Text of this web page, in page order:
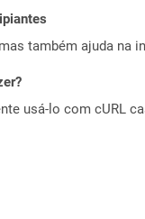
também ajuda na
usá-lo com cURL